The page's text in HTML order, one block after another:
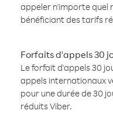
appeler n'importe quel
bénéficiant des tarifs
Forfaits d'appels 30
Le forfait d'appels 30
appels internationaux
pour une durée de 30
réduits Viber.